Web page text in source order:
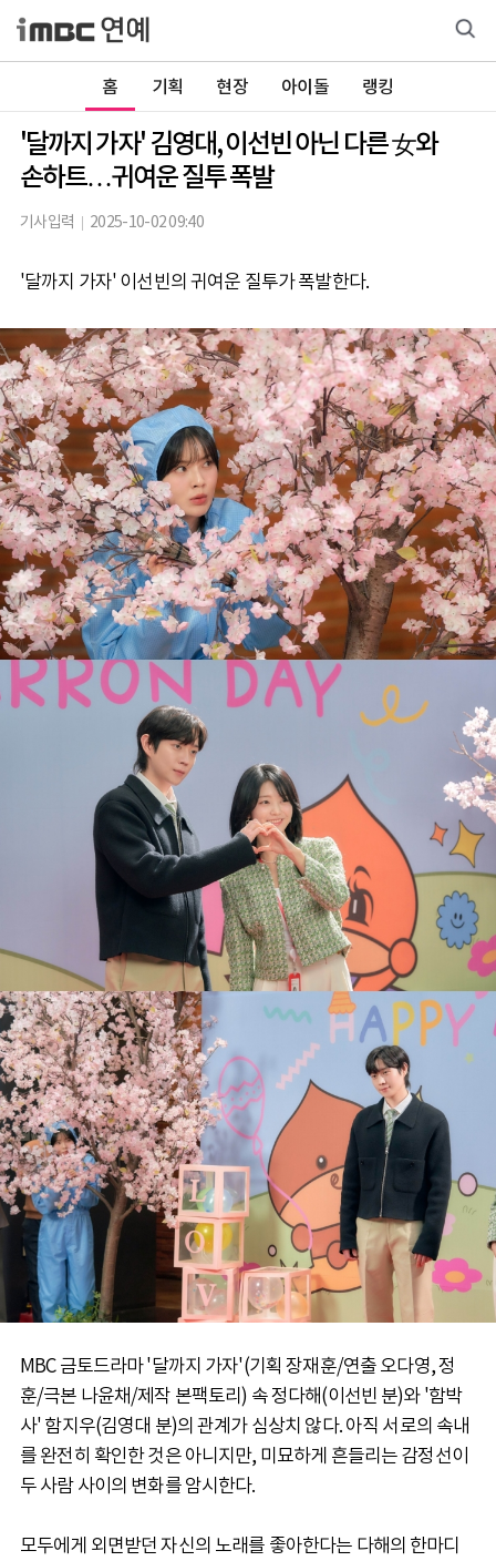
홈 기획 현장 아이돌 랭킹
'달까지 가자' 김영대, 이선빈 아닌 다른 女와
손하트…귀여운 질투 폭발
기사입력 2025-10-02 09:40
'달까지 가자' 이선빈의 귀여운 질투가 폭발한다.
MBC 금토드라마 '달까지 가자'(기획 장재훈/연출 오다영, 정
훈/극본 나윤채/제작 본팩토리) 속 정다해(이선빈 분)와 '함박
사' 함지우(김영대 분)의 관계가 심상치 않다. 아직 서로의 속내
를 완전히 확인한 것은 아니지만, 미묘하게 흔들리는 감정선이
두 사람 사이의 변화를 암시한다.
모두에게 외면받던 자신의 노래를 좋아한다는 다해의 한마디